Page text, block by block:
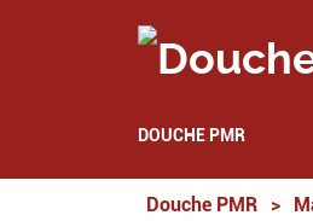
DOUCHE PMR
Douche PMR >